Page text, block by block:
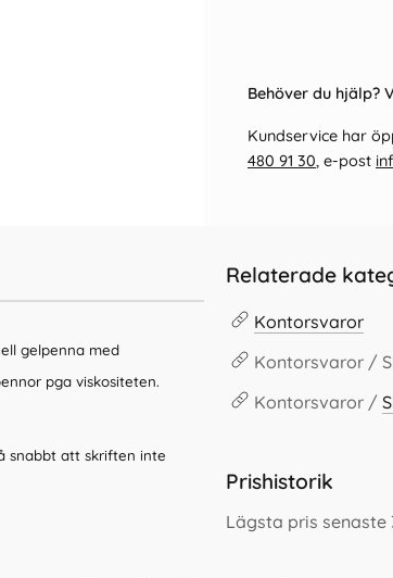
Behöver du hjälp?
Kundservice har
480 91 30, e-post
gelpenna med
pga viskositeten.
snabbt att skriften inte
Relaterade
Kontorsvaror
Kontorsvaror /
Kontorsvaror /
Prishistorik
Lägsta pris